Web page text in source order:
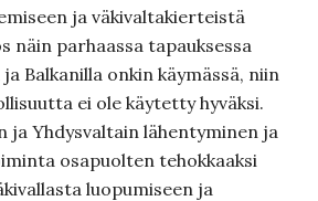
ja väkivaltakierteistä
näin parhaassa tapauksessa
Balkanilla onkin käymässä, niin
ei ole käytetty hyväksi.
ja Yhdysvaltain lähentyminen ja
osapuolten tehokkaaksi
luopumiseen ja